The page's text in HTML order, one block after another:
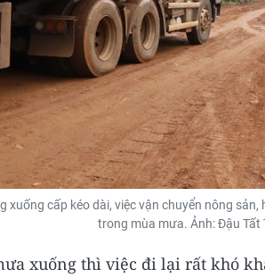
xuống cấp kéo dài, việc vận chuyển nông
trong mùa mưa. Ảnh: Đậu Tất
xuống thì việc đi lại rất khó